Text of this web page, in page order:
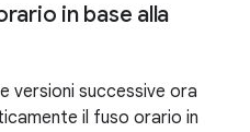
in base alla
versioni successive ora
il fuso orario in